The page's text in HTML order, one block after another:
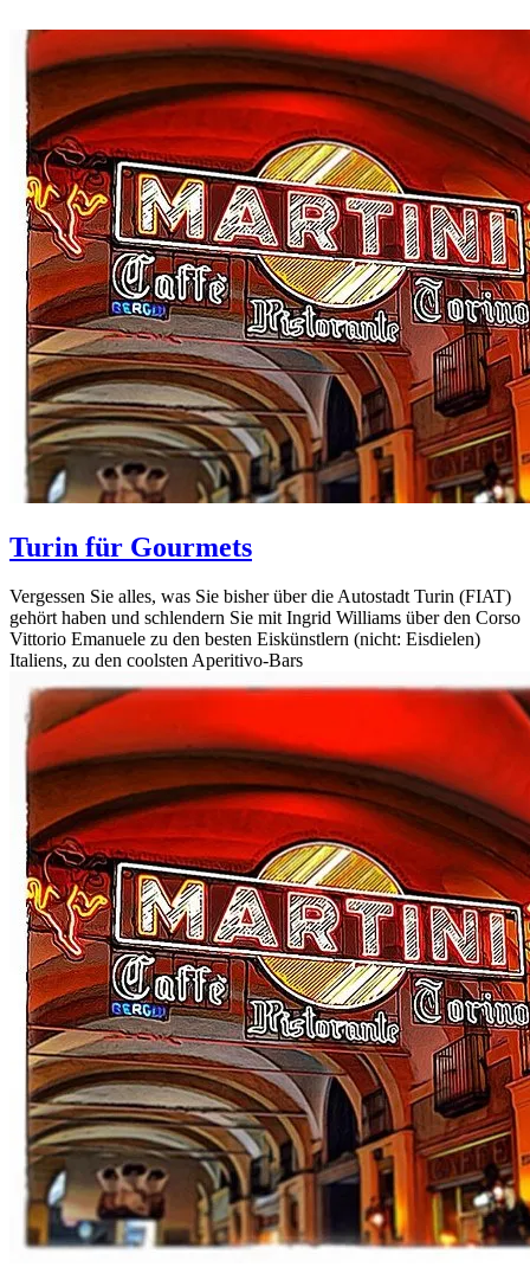
Turin für Gourmets
Vergessen Sie alles, was Sie bisher über die Autostadt Turin (FIAT)
gehört haben und schlendern Sie mit Ingrid Williams über den Corso
Vittorio Emanuele zu den besten Eiskünstlern (nicht: Eisdielen)
Italiens, zu den coolsten Aperitivo-Bars